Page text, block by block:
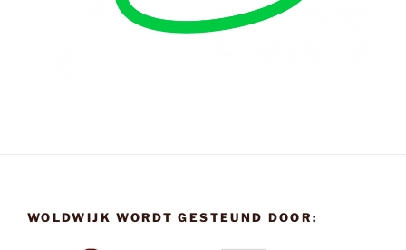
WOLDWIJK WORDT GESTEUND DOOR: